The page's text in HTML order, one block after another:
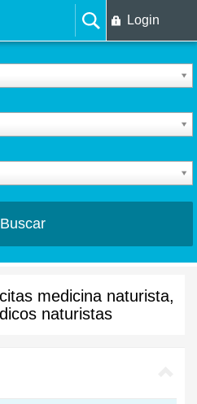
Login
Buscar
medicina naturista,
naturistas